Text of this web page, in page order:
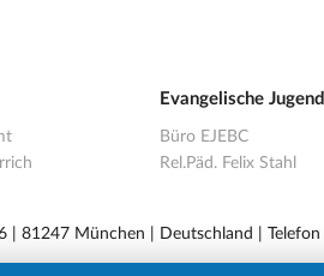
Evangelische Jugend
Büro EJEBC
Rel.Päd. Felix Stahl
| 81247 München | Deutschland | Telefon